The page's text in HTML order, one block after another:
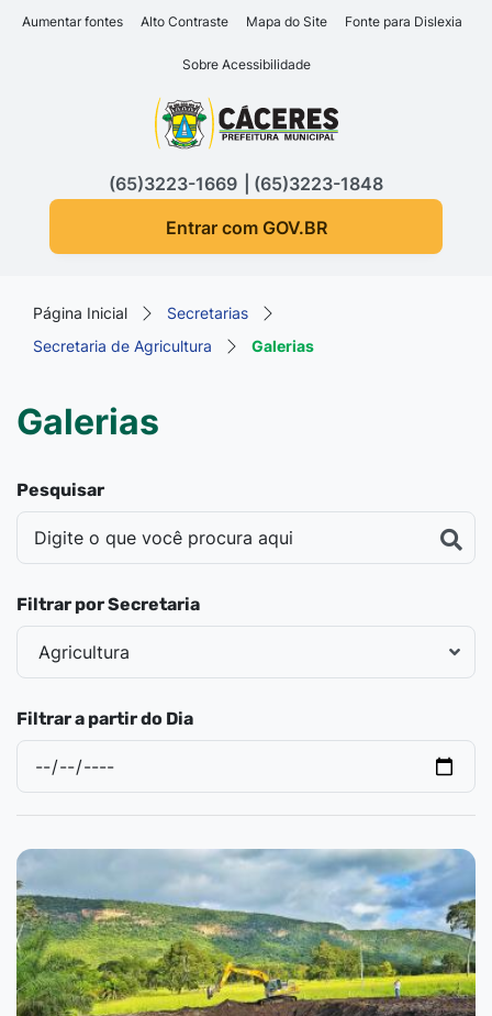
Seção de atalhos e links
Ir para o conteúdo [alt+1]
Ir para o rodapé [alt+4]
Aumentar fontes Alto Contraste Mapa do Site Fonte para Dislexia
Sobre Acessibilidade
Seção do menu principal
(65)3223-1669
(65)3223-1848
Entrar com GOV.BR
Página Inicial
Secretarias
Secretaria de Agricultura
Galerias
Galerias
Pesquisar
Filtrar por Secretaria
Filtrar a partir do Dia